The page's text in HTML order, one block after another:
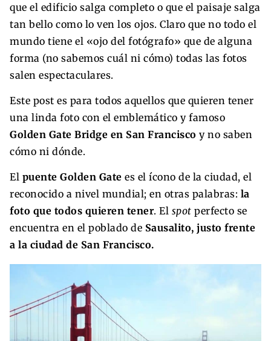
que el edificio salga completo o que el paisaje salga
tan bello como lo ven los ojos. Claro que no todo el
mundo tiene el «ojo del fotógrafo» que de alguna
forma (no sabemos cuál ni cómo) todas las fotos
salen espectaculares.
Este post es para todos aquellos que quieren tener
una linda foto con el emblemático y famoso
Golden Gate Bridge en San Francisco y no saben
cómo ni dónde.
El puente Golden Gate es el ícono de la ciudad, el
reconocido a nivel mundial; en otras palabras: la
foto que todos quieren tener. El spot perfecto se
encuentra en el poblado de Sausalito, justo frente
a la ciudad de San Francisco.